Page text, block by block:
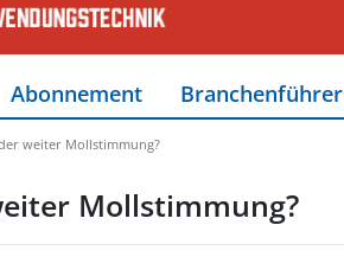
Abonnement Branchenführer
weiter Mollstimmung?
Mollstimmung?